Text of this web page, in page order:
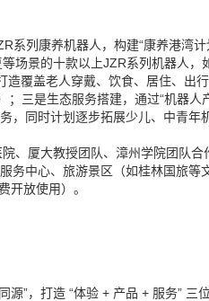
列康养机器人，构建“康养港湾计
场景的十款以上JZR系列机器人，
覆盖老人穿戴、饮食、居住、出
；三是生态服务搭建，通过“机器人
，同时计划逐步拓展少儿、中青年
厦大教授团队、漳州学院团队合
务中心、旅游景区（如桂林国旅等
开放使用）。
”，打造 “体验 + 产品 + 服务” 三